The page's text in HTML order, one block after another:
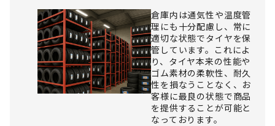
倉庫内は通気性や温度管
理にも十分配慮し、常に
適切な状態でタイヤを保
管しています。これによ
り、タイヤ本来の性能や
ゴム素材の柔軟性、耐久
性を損なうことなく、お
客様に最良の状態で商品
を提供することが可能と
なっております。